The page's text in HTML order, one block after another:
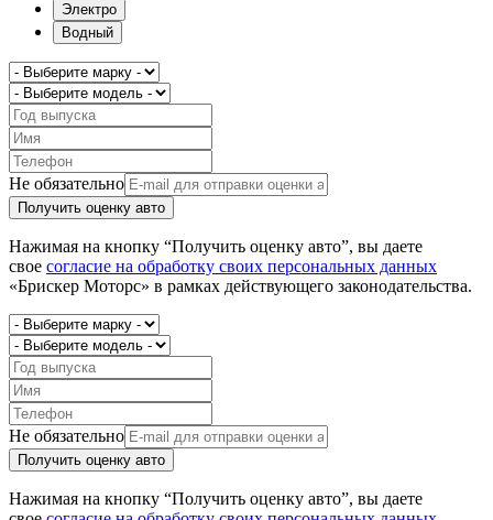
Электро
Водный
Не обязательно
Получить оценку авто
Нажимая на кнопку “Получить оценку авто”, вы даете
свое согласие на обработку своих персональных данных
«Брискер Моторс» в рамках действующего законодательства.
Не обязательно
Получить оценку авто
Нажимая на кнопку “Получить оценку авто”, вы даете